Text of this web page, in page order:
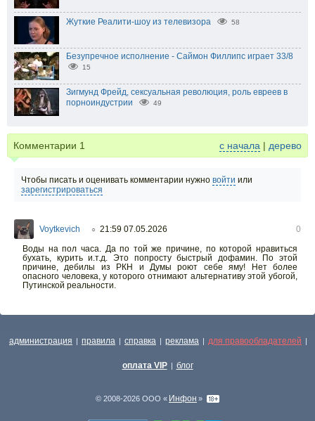
Жуткие Реалити-шоу из телевизора 58
Безупречное исполнение - Саймон Филлипс играет 33/8
15
Зигмунд Фрейд, сексуальная революция, роль евреев в
порноиндустрии
49
Комментарии 1 с начала | дерево
Чтобы писать и оценивать комментарии нужно войти или
зарегистрироваться
Voytkevich ○ 21:59 07.05.2026
0
Воды на пол часа. Да по той же причине, по которой нравиться
бухать, курить и.т.д. Это попросту быстрый дофамин. По этой
причине, дебилы из РКН и Думы роют себе яму! Нет более
опасного человека, у которого отнимают альтернативу этой убогой,
Путинской реальности.
администрация | правила | справка | реклама | для правообладателей |
оплата VIP | блог
© 2008-2026 ООО « Инфон »